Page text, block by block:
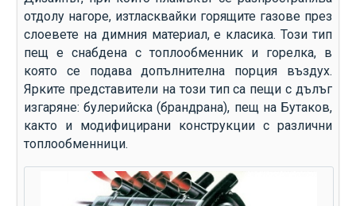
отдолу нагоре, изтласквайки горящите газове през
слоевете на димния материал, е класика. Този тип
пещ е снабдена с топлообменник и горелка, в
която се подава допълнителна порция въздух.
Ярките представители на този тип са пещи с дълъг
изгаряне: булерийска (брандрана), пещ на Бутаков,
както и модифицирани конструкции с различни
топлообменници.